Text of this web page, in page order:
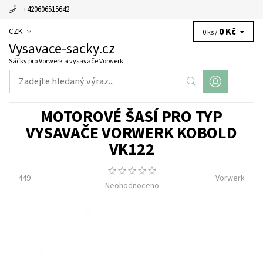
+420606515642
CZK
Vysavace-sacky.cz
Sáčky pro Vorwerk a vysavače Vorwerk
0 ks / 0 Kč
MOTOROVÉ ŠASÍ PRO TYP
VYSAVAČE VORWERK KOBOLD
VK122
449
Neohodnoceno
Vorwerk